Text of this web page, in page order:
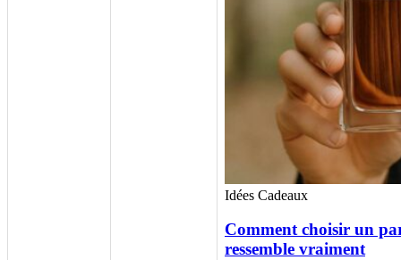
Idées Cadeaux
Comment choisir un
ressemble vraiment